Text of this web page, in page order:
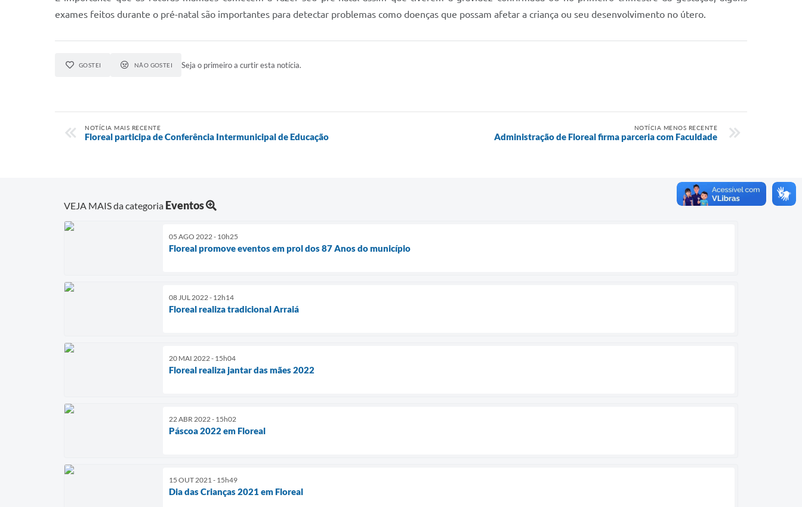
exames feitos durante o pré-natal são importantes para detectar problemas como doenças que possam afetar a criança ou seu desenvolvimento no útero.
GOSTEI NÃO GOSTEI Seja o primeiro a curtir esta notícia.
NOTÍCIA MAIS RECENTE
Floreal participa de Conferência Intermunicipal de Educação
NOTÍCIA MENOS RECENTE
Administração de Floreal firma parceria com Faculdade
VEJA MAIS da categoria Eventos
05 AGO 2022 - 10h25
Floreal promove eventos em prol dos 87 Anos do município
08 JUL 2022 - 12h14
Floreal realiza tradicional Arraiá
20 MAI 2022 - 15h04
Floreal realiza jantar das mães 2022
22 ABR 2022 - 15h02
Páscoa 2022 em Floreal
15 OUT 2021 - 15h49
Dia das Crianças 2021 em Floreal